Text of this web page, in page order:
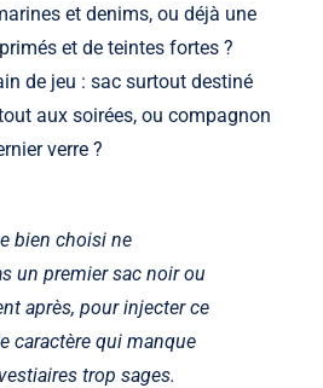
et denims, ou déjà une
et de teintes fortes ?
de jeu : sac surtout destiné
aux soirées, ou compagnon
verre ?
bien choisi ne
un premier sac noir ou
après, pour injecter ce
caractère qui manque
trop sages.